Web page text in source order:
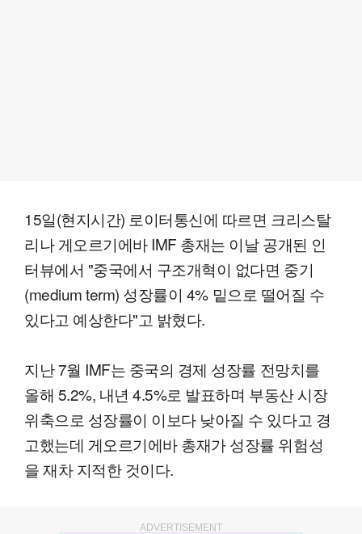
15일(현지시간) 로이터통신에 따르면 크리스탈
리나 게오르기에바 IMF 총재는 이날 공개된 인
터뷰에서 "중국에서 구조개혁이 없다면 중기
(medium term) 성장률이 4% 밑으로 떨어질 수
있다고 예상한다"고 밝혔다.
지난 7월 IMF는 중국의 경제 성장률 전망치를
올해 5.2%, 내년 4.5%로 발표하며 부동산 시장
위축으로 성장률이 이보다 낮아질 수 있다고 경
고했는데 게오르기에바 총재가 성장률 위험성
을 재차 지적한 것이다.
ADVERTISEMENT